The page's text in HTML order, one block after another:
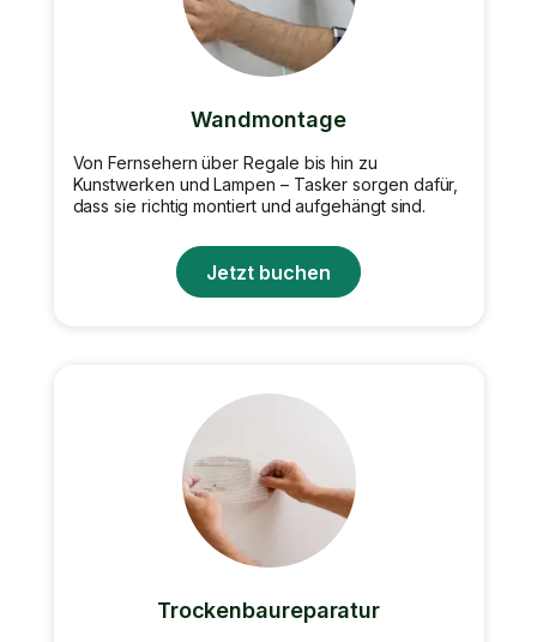
Wandmontage
Von Fernsehern über Regale bis hin zu
Kunstwerken und Lampen – Tasker sorgen dafür,
dass sie richtig montiert und aufgehängt sind.
Jetzt buchen
Trockenbaureparatur